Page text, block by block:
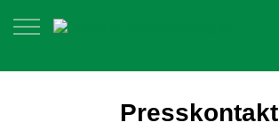
Presskontakt